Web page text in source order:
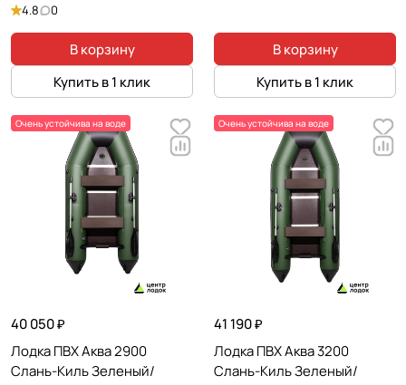
Зеленый"
4.8 0
В корзину
Купить в 1 клик
В корзину
Купить в 1 клик
Очень устойчива на воде
40 050 ₽
Лодка ПВХ Аква 2900
Слань-Киль Зеленый/
Очень устойчива на воде
41 190 ₽
Лодка ПВХ Аква 3200
Слань-Киль Зеленый/